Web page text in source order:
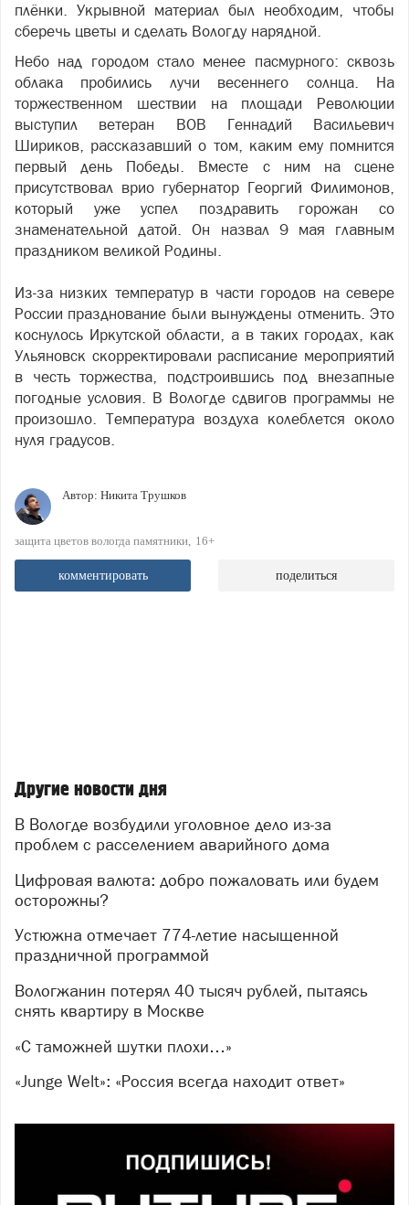
плёнки. Укрывной материал был необходим, чтобы
сберечь цветы и сделать Вологду нарядной.
Небо над городом стало менее пасмурного: сквозь
облака пробились лучи весеннего солнца. На
торжественном шествии на площади Революции
выступил ветеран ВОВ Геннадий Васильевич
Шириков, рассказавший о том, каким ему помнится
первый день Победы. Вместе с ним на сцене
присутствовал врио губернатор Георгий Филимонов,
который уже успел поздравить горожан со
знаменательной датой. Он назвал 9 мая главным
праздником великой Родины.
Из-за низких температур в части городов на севере
России празднование были вынуждены отменить. Это
коснулось Иркутской области, а в таких городах, как
Ульяновск скорректировали расписание мероприятий
в честь торжества, подстроившись под внезапные
погодные условия. В Вологде сдвигов программы не
произошло. Температура воздуха колеблется около
нуля градусов.
Автор: Никита Трушков
защита цветов вологда памятники 16+
комментировать поделиться
Другие новости дня
В Вологде возбудили уголовное дело из-за
проблем с расселением аварийного дома
Цифровая валюта: добро пожаловать или будем
осторожны?
Устюжна отмечает 774-летие насыщенной
праздничной программой
Вологжанин потерял 40 тысяч рублей, пытаясь
снять квартиру в Москве
«С таможней шутки плохи…»
«Junge Welt»: «Россия всегда находит ответ»